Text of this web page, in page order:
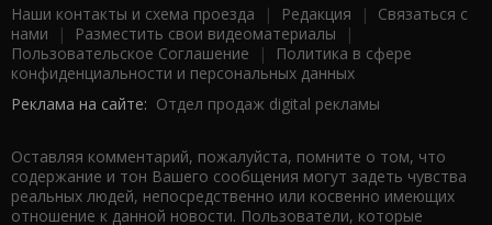
Наши контакты и схема проезда | Редакция | Связаться с
нами | Разместить свои видеоматериалы |
Пользовательское Соглашение |
Политика в сфере
конфиденциальности и персональных данных
Реклама на сайте: Отдел продаж digital рекламы
Оставляя комментарий, пожалуйста, помните о том, что
содержание и тон Вашего сообщения могут задеть чувства
реальных людей, непосредственно или косвенно имеющих
отношение к данной новости. Пользователи, которые